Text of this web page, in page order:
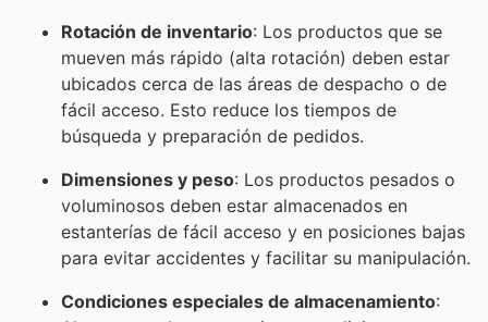
Rotación de inventario: Los productos que se
mueven más rápido (alta rotación) deben estar
ubicados cerca de las áreas de despacho o de
fácil acceso. Esto reduce los tiempos de
búsqueda y preparación de pedidos.
Dimensiones y peso: Los productos pesados o
voluminosos deben estar almacenados en
estanterías de fácil acceso y en posiciones bajas
para evitar accidentes y facilitar su manipulación.
Condiciones especiales de almacenamiento: